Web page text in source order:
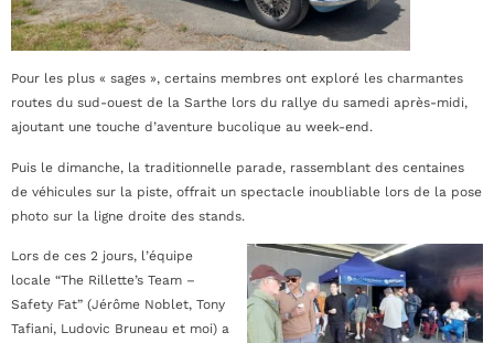
Pour les plus « sages », certains membres ont exploré les charmantes
routes du sud-ouest de la Sarthe lors du rallye du samedi après-midi,
ajoutant une touche d’aventure bucolique au week-end.
Puis le dimanche, la traditionnelle parade, rassemblant des centaines
de véhicules sur la piste, offrait un spectacle inoubliable lors de la pose
photo sur la ligne droite des stands.
Lors de ces 2 jours, l’équipe
locale “The Rillette’s Team –
Safety Fat” (Jérôme Noblet, Tony
Tafiani, Ludovic Bruneau et moi) a